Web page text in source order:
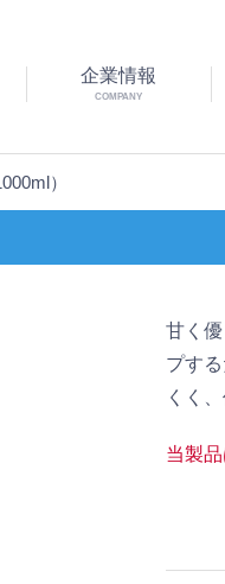
企業情報
COMPANY
）
甘く
プす
くく
当製